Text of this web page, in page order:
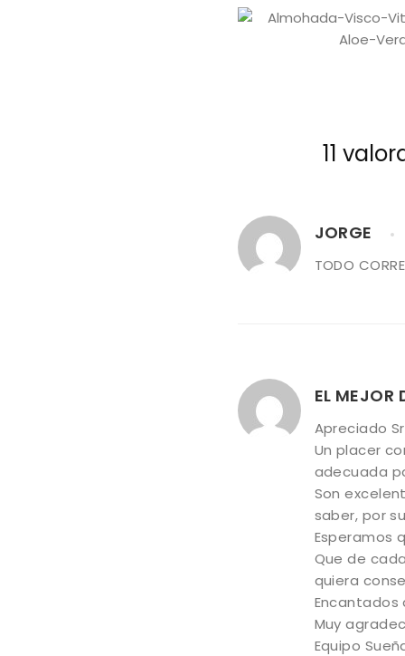
11
JORGE
TODO
EL MEJOR
Apreciado
Un placer
adecuada
Son
saber, por
Esperamos
Que de
quiera
Muy
Equipo